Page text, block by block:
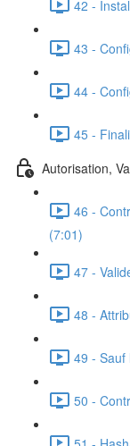
42 -
43 -
44 -
45 -
Autorisation,
46 -
(7:01)
47 -
48 -
49 - Sauf
50 -